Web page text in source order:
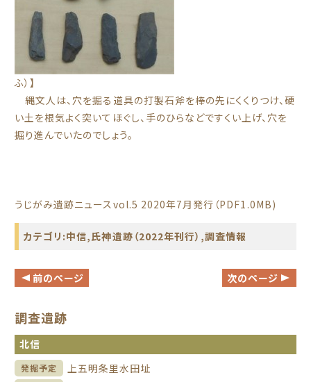
ふ）】
縄文人は、穴を掘る道具の打製石斧を棒の先にくくりつけ、硬
い土を根気よく突いてほぐし、手のひらなどですくい上げ、穴を
掘り進んでいたのでしょう。
うじがみ遺跡ニュースvol.5 2020年7月発行（PDF1.0MB)
カテゴリ:中信,氏神遺跡（2022年刊行） ,調査情報
前のページ 次のページ
調査遺跡
北信
発掘予定 上五明条里水田址